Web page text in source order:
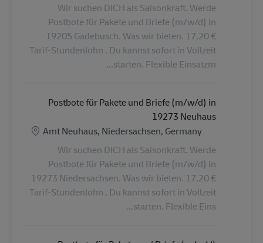
Wir suchen DICH als Saisonkraft. Werde
Postbote für Pakete und Briefe (m/w/d) in
19205 Gadebusch. Was wir bieten. 17,20 €
Tarif-Stundenlohn . Du kannst sofort in Vollzeit
starten. Flexible Einsatzm...
Postbote für Pakete und Briefe (m/w/d) in
19273 Neuhaus
الموقع
Amt Neuhaus, Niedersachsen, Germany
Wir suchen DICH als Saisonkraft. Werde
Postbote für Pakete und Briefe (m/w/d) in
19273 Niedersachsen. Was wir bieten. 17,20 €
Tarif-Stundenlohn . Du kannst sofort in Vollzeit
starten. Flexible Eins...